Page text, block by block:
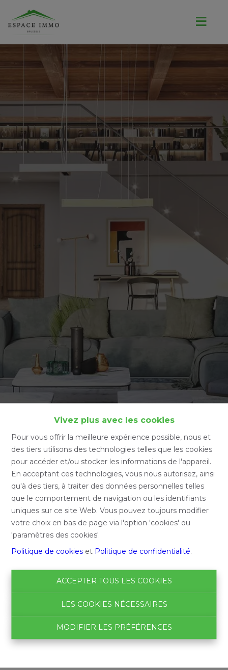
Vivez plus avec les cookies
Pour vous offrir la meilleure expérience possible, nous et
des tiers utilisons des technologies telles que les cookies
pour accéder et/ou stocker les informations de l'appareil.
En acceptant ces technologies, vous nous autorisez, ainsi
qu'à des tiers, à traiter des données personnelles telles
que le comportement de navigation ou les identifiants
uniques sur ce site Web. Vous pouvez toujours modifier
votre choix en bas de page via l'option 'cookies' ou
'paramètres des cookies'.
Politique de cookies et Politique de confidentialité.
ACCEPTER TOUS LES COOKIES
LES COOKIES NÉCESSAIRES
MODIFIER LES PRÉFÉRENCES
Accueil
Accueil